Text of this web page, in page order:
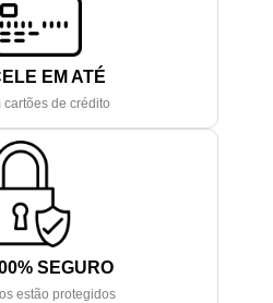
EM ATÉ
cartões de crédito
SEGURO
estão protegidos